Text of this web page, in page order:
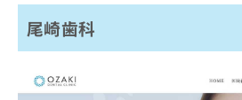
尾崎歯科